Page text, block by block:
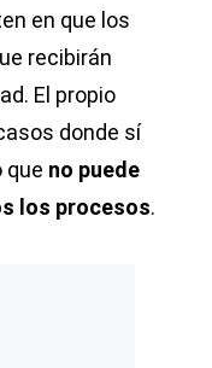
en que los
recibirán
El propio
donde sí
que no puede
los procesos.